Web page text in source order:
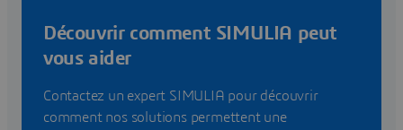
Découvrir comment SIMULIA peut
vous aider
Contactez un expert SIMULIA pour découvrir
comment nos solutions permettent une